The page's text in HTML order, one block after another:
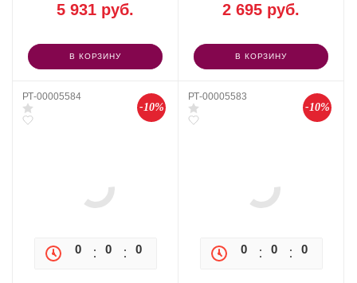
5 931 руб.
В КОРЗИНУ
2 695 руб.
В КОРЗИНУ
РТ-00005584
-10%
0 0 0
РТ-00005583
-10%
0 0 0